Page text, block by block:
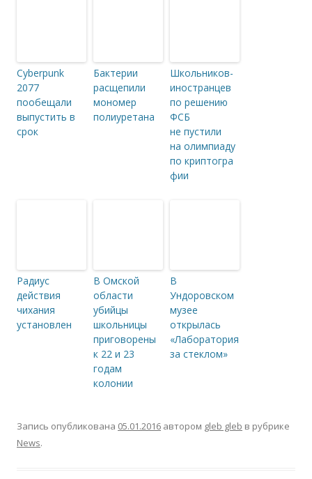
Cyberpunk
2077
пообещали
выпустить в
срок
Бактерии
расщепили
мономер
полиуретана
Школьников-
иностранцев
по решению
ФСБ
не пустили
на олимпиаду
по криптогра
фии
Радиус
действия
чихания
установлен
В Омской
области
убийцы
школьницы
приговорены
к 22 и 23
годам
колонии
В
Ундоровском
музее
открылась
«Лаборатория
за стеклом»
Запись опубликована 05.01.2016 автором gleb gleb в рубрике
News.